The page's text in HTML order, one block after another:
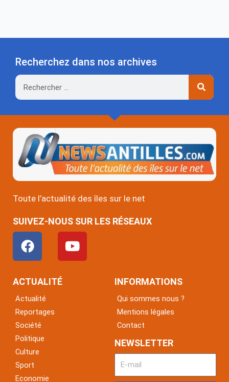
Recherchez dans nos archives
Rechercher
Toute l’actualité des îles sur le net
SUIVEZ-NOUS SUR LES RÉSEAUX
F
a
c
e
o
o
k
Y
o
u
ACTUALITÉ
Actualité
Reportages
Société
Politique
Culture
Sport
Economie
INFORMATIONS
Qui sommes nous ?
Mentions légales
Contact
NEWSLETTER